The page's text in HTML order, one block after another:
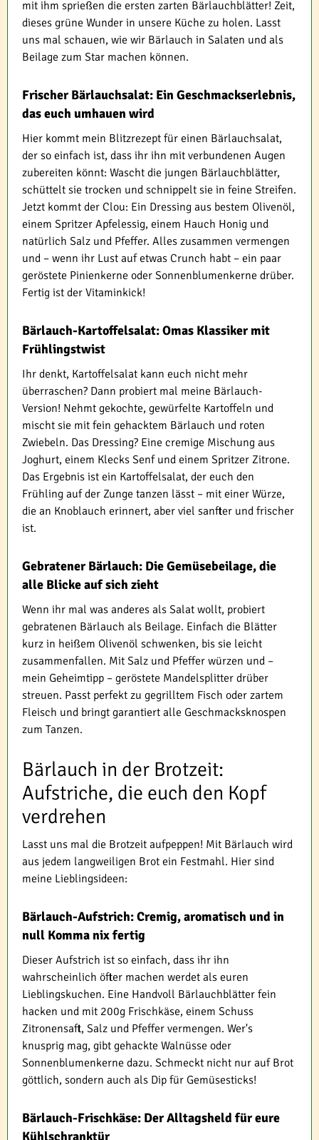
mit ihm sprießen die ersten zarten Bärlauchblätter! Zeit,
dieses grüne Wunder in unsere Küche zu holen. Lasst
uns mal schauen, wie wir Bärlauch in Salaten und als
Beilage zum Star machen können.
Frischer Bärlauchsalat: Ein Geschmackserlebnis,
das euch umhauen wird
Hier kommt mein Blitzrezept für einen Bärlauchsalat,
der so einfach ist, dass ihr ihn mit verbundenen Augen
zubereiten könnt: Wascht die jungen Bärlauchblätter,
schüttelt sie trocken und schnippelt sie in feine Streifen.
Jetzt kommt der Clou: Ein Dressing aus bestem Olivenöl,
einem Spritzer Apfelessig, einem Hauch Honig und
natürlich Salz und Pfeffer. Alles zusammen vermengen
und – wenn ihr Lust auf etwas Crunch habt – ein paar
geröstete Pinienkerne oder Sonnenblumenkerne drüber.
Fertig ist der Vitaminkick!
Bärlauch-Kartoffelsalat: Omas Klassiker mit
Frühlingstwist
Ihr denkt, Kartoffelsalat kann euch nicht mehr
überraschen? Dann probiert mal meine Bärlauch-
Version! Nehmt gekochte, gewürfelte Kartoffeln und
mischt sie mit fein gehacktem Bärlauch und roten
Zwiebeln. Das Dressing? Eine cremige Mischung aus
Joghurt, einem Klecks Senf und einem Spritzer Zitrone.
Das Ergebnis ist ein Kartoffelsalat, der euch den
Frühling auf der Zunge tanzen lässt – mit einer Würze,
die an Knoblauch erinnert, aber viel sanfter und frischer
ist.
Gebratener Bärlauch: Die Gemüsebeilage, die
alle Blicke auf sich zieht
Wenn ihr mal was anderes als Salat wollt, probiert
gebratenen Bärlauch als Beilage. Einfach die Blätter
kurz in heißem Olivenöl schwenken, bis sie leicht
zusammenfallen. Mit Salz und Pfeffer würzen und –
mein Geheimtipp – geröstete Mandelsplitter drüber
streuen. Passt perfekt zu gegrilltem Fisch oder zartem
Fleisch und bringt garantiert alle Geschmacksknospen
zum Tanzen.
Bärlauch in der Brotzeit:
Aufstriche, die euch den Kopf
verdrehen
Lasst uns mal die Brotzeit aufpeppen! Mit Bärlauch wird
aus jedem langweiligen Brot ein Festmahl. Hier sind
meine Lieblingsideen:
Bärlauch-Aufstrich: Cremig, aromatisch und in
null Komma nix fertig
Dieser Aufstrich ist so einfach, dass ihr ihn
wahrscheinlich öfter machen werdet als euren
Lieblingskuchen. Eine Handvoll Bärlauchblätter fein
hacken und mit 200g Frischkäse, einem Schuss
Zitronensaft, Salz und Pfeffer vermengen. Wer's
knusprig mag, gibt gehackte Walnüsse oder
Sonnenblumenkerne dazu. Schmeckt nicht nur auf Brot
göttlich, sondern auch als Dip für Gemüsesticks!
Bärlauch-Frischkäse: Der Alltagsheld für eure
Kühlschranktür